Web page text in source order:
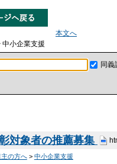
本文へ
中小企業支援
同義
対象者の推薦募集
の方へ> 中小企業支援